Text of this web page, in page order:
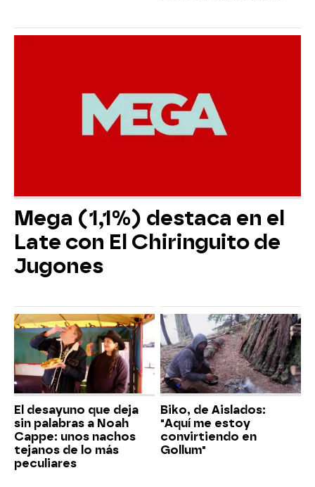
Mega (1,1%) destaca en el
Late con El Chiringuito de
Jugones
El desayuno que deja
sin palabras a Noah
Cappe: unos nachos
tejanos de lo más
peculiares
Biko, de Aislados:
"Aquí me estoy
convirtiendo en
Gollum"